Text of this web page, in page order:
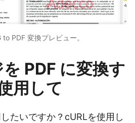
PDF 変換プレビュー。
PDF に変換す
用して
たいですか？cURLを使用し